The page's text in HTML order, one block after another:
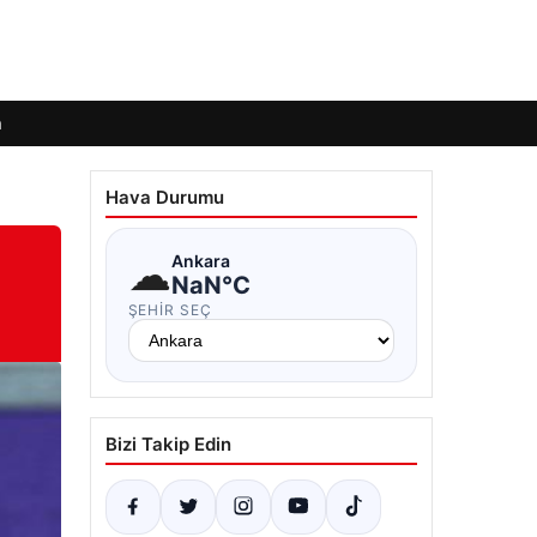
Hava Durumu
☁Ankara
NaN°C
ŞEHIR SEÇ
Bizi Takip Edin